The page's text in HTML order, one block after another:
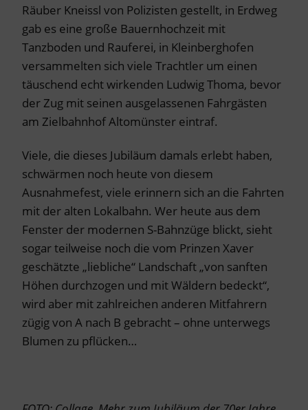
Räuber Kneissl von Polizisten gestellt, in Erdweg
gab es eine große Bauernhochzeit mit
Tanzboden und Rauferei, in Kleinberghofen
versammelten sich viele Trachtler um einen
täuschend echt wirkenden Ludwig Thoma, bevor
der Zug mit seinen ausgelassenen Fahrgästen
am Zielbahnhof Altomünster eintraf.
Viele, die dieses Jubiläum damals erlebt haben,
schwärmen noch heute von diesem
Ausnahmefest, viele erinnern sich an die Fahrten
mit der alten Lokalbahn. Wer heute aus dem
Fenster der modernen S-Bahnzüge blickt, sieht
sogar teilweise noch die vom Prinzen Xaver
geschätzte „liebliche“ Landschaft „von sanften
Höhen durchzogen und mit Wäldern bedeckt“,
wird aber mit zahlreichen anderen Mitfahrern
zügig von A nach B gebracht – ohne unterwegs
Blumen zu pflücken…